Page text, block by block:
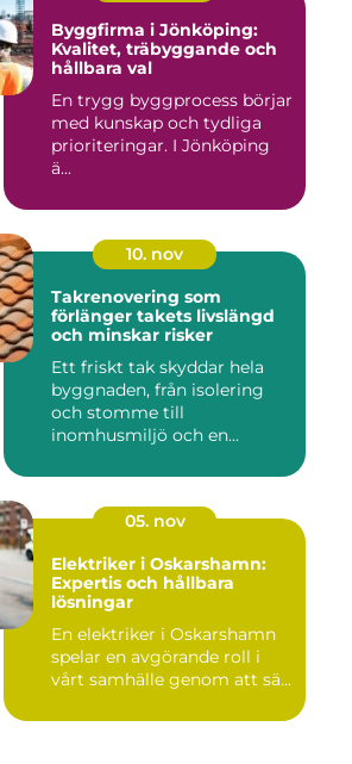
Byggfirma i Jönköping:
Kvalitet, träbyggande och
hållbara val
En trygg byggprocess börjar
med kunskap och tydliga
prioriteringar. I Jönköping
ä...
10. nov
Takrenovering som
förlänger takets livslängd
och minskar risker
Ett friskt tak skyddar hela
byggnaden, från isolering
och stomme till
inomhusmiljö och en...
05. nov
Elektriker i Oskarshamn:
Expertis och hållbara
lösningar
En elektriker i Oskarshamn
spelar en avgörande roll i
vårt samhälle genom att sä...